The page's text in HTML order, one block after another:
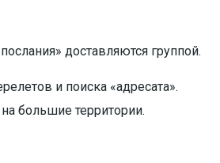
доставляются группой.
и поиска «адресата».
большие территории.